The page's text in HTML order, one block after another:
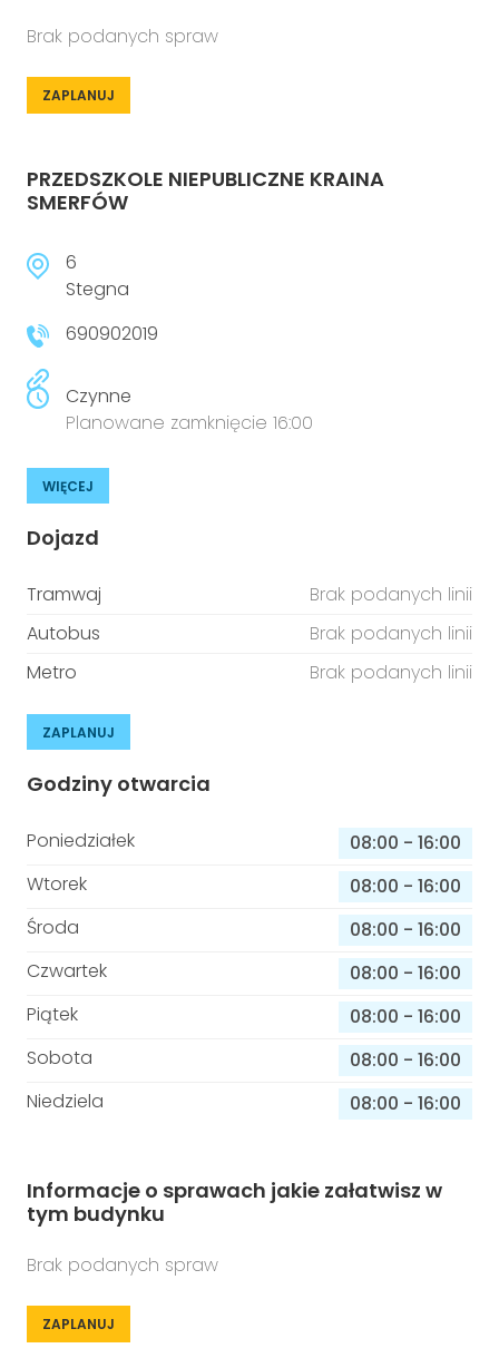
Brak podanych spraw
ZAPLANUJ
PRZEDSZKOLE NIEPUBLICZNE KRAINA
SMERFÓW
6
Stegna
690902019
Czynne
Planowane zamknięcie 16:00
WIĘCEJ
Dojazd
Tramwaj
Brak podanych linii
Autobus
Brak podanych linii
Metro
Brak podanych linii
ZAPLANUJ
Godziny otwarcia
Poniedziałek 08:00 - 16:00
Wtorek
08:00 - 16:00
Środa
08:00 - 16:00
Czwartek
08:00 - 16:00
Piątek
08:00 - 16:00
Sobota
08:00 - 16:00
Niedziela
08:00 - 16:00
Informacje o sprawach jakie załatwisz w
tym budynku
Brak podanych spraw
ZAPLANUJ